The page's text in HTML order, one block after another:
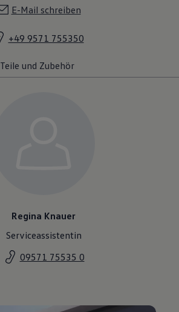
E-Mail schreiben
+49 9571 755350
Teile und Zubehör
Regina Knauer
Serviceassistentin
09571 75535 0